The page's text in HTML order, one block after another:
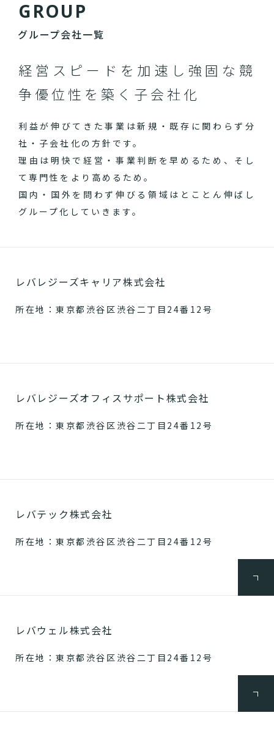
GROUP
グループ会社一覧
経営スピードを加速し 強固な競
争優位性を築く子会社化
利益が伸びてきた事業は新規・既存に関わらず分
社・子会社化の方針です。
理由は明快で経営・事業判断を早めるため、そし
て専門性をより高めるため。
国内・国外を問わず伸びる領域はとことん伸ばし
グループ化していきます。
レバレジーズキャリア株式会社
所在地：東京都渋谷区渋谷二丁目24番12号
レバレジーズオフィスサポート株式会社
所在地：東京都渋谷区渋谷二丁目24番12号
レバテック株式会社
所在地：東京都渋谷区渋谷二丁目24番12号
レバウェル株式会社
所在地：東京都渋谷区渋谷二丁目24番12号